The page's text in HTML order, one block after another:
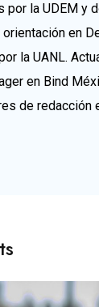
por la UDEM y
en
la UANL.
en Bind
de redacción